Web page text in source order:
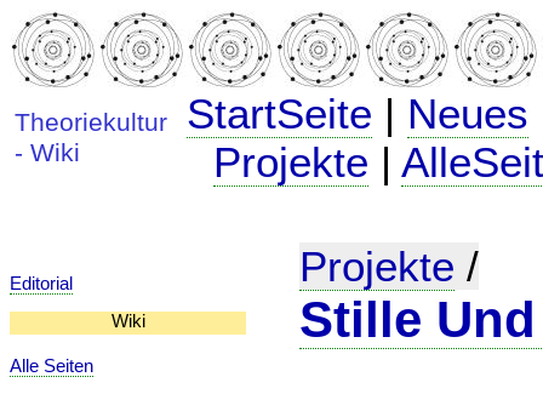
Theoriekultur
- Wiki
StartSeite | Neues
Projekte |
Editorial
Wiki
Alle Seiten
Projekte /
Stille